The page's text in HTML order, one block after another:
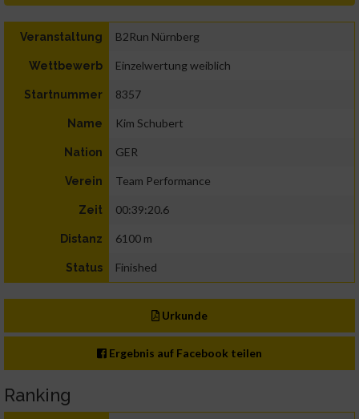
Veranstaltung B2Run Nürnberg
Wettbewerb Einzelwertung weiblich
Startnummer 8357
Name Kim Schubert
Nation GER
Verein Team Performance
Zeit 00:39:20.6
Distanz 6100 m
Status Finished
Urkunde
Ergebnis auf Facebook teilen
Ranking